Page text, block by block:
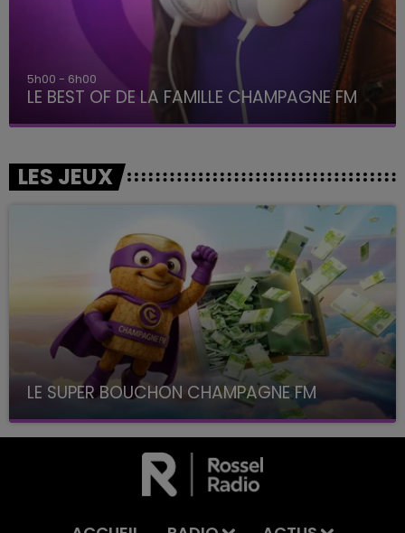
5h00 - 6h00
LE BEST OF DE LA FAMILLE CHAMPAGNE FM
LES JEUX
LE SUPER BOUCHON CHAMPAGNE FM
avec La Famille Champagne FM, à 8H10